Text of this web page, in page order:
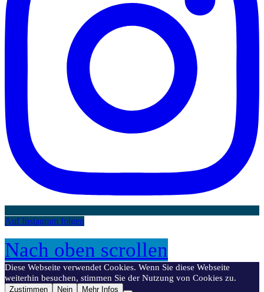
Auf Instagram folgen
Nach oben scrollen
Diese Webseite verwendet Cookies. Wenn Sie diese Webseite
weiterhin besuchen, stimmen Sie der Nutzung von Cookies zu.
Zustimmen Nein Mehr Infos